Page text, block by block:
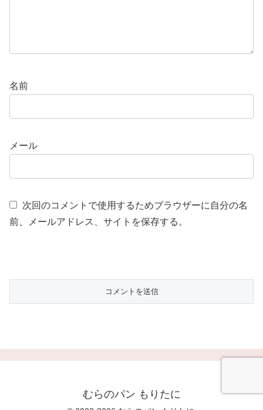
名前
メール
次回のコメントで使用するためブラウザーに自分の名
前、メールアドレス、サイトを保存する。
むらのパン もりたに